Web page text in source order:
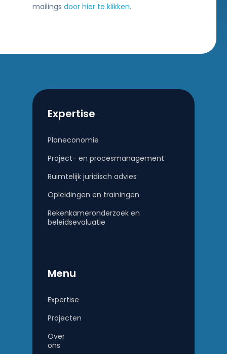
mailingsdoor hier te klikken.
Expertise
Planeconomie
Project- en procesmanagement
Ruimtelijk juridisch advies
Opleidingen en trainingen
Rekenkameronderzoek en
beleidsevaluatie
Menu
Expertise
Projecten
Over
ons